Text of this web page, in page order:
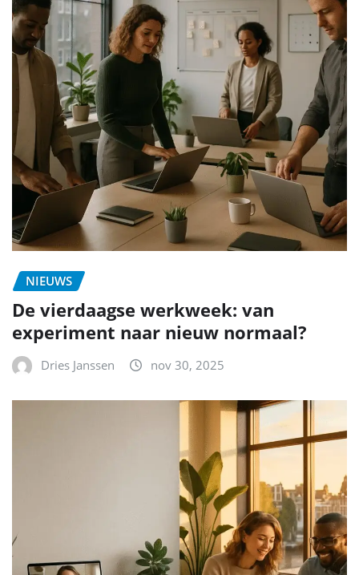
NIEUWS
De vierdaagse werkweek: van
experiment naar nieuw normaal?
Dries Janssen nov 30, 2025